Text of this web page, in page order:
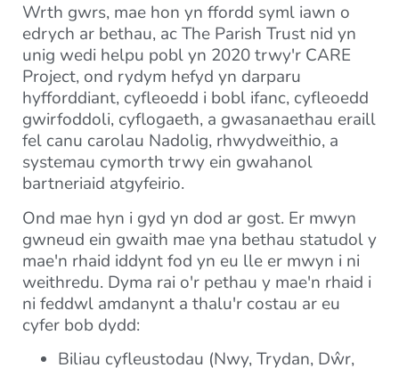
Wrth gwrs, mae hon yn ffordd syml iawn o
edrych ar bethau, ac The Parish Trust nid yn
unig wedi helpu pobl yn 2020 trwy'r CARE
Project, ond rydym hefyd yn darparu
hyfforddiant, cyfleoedd i bobl ifanc, cyfleoedd
gwirfoddoli, cyflogaeth, a gwasanaethau eraill
fel canu carolau Nadolig, rhwydweithio, a
systemau cymorth trwy ein gwahanol
bartneriaid atgyfeirio.
Ond mae hyn i gyd yn dod ar gost. Er mwyn
gwneud ein gwaith mae yna bethau statudol y
mae'n rhaid iddynt fod yn eu lle er mwyn i ni
weithredu. Dyma rai o'r pethau y mae'n rhaid i
ni feddwl amdanynt a thalu'r costau ar eu
cyfer bob dydd:
Biliau cyfleustodau (Nwy, Trydan, Dŵr,